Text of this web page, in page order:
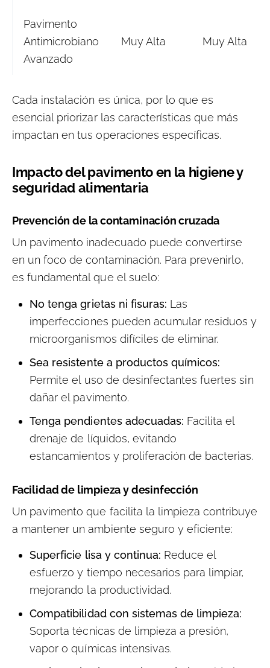
Pavimento
Antimicrobiano
Avanzado
Muy Alta Muy Alta
Cada instalación es única, por lo que es
esencial priorizar las características que más
impactan en tus operaciones específicas.
Impacto del pavimento en la higiene y
seguridad alimentaria
Prevención de la contaminación cruzada
Un pavimento inadecuado puede convertirse
en un foco de contaminación. Para prevenirlo,
es fundamental que el suelo:
No tenga grietas ni fisuras: Las
imperfecciones pueden acumular residuos y
microorganismos difíciles de eliminar.
Sea resistente a productos químicos:
Permite el uso de desinfectantes fuertes sin
dañar el pavimento.
Tenga pendientes adecuadas: Facilita el
drenaje de líquidos, evitando
estancamientos y proliferación de bacterias.
Facilidad de limpieza y desinfección
Un pavimento que facilita la limpieza contribuye
a mantener un ambiente seguro y eficiente:
Superficie lisa y continua: Reduce el
esfuerzo y tiempo necesarios para limpiar,
mejorando la productividad.
Compatibilidad con sistemas de limpieza:
Soporta técnicas de limpieza a presión,
vapor o químicas intensivas.